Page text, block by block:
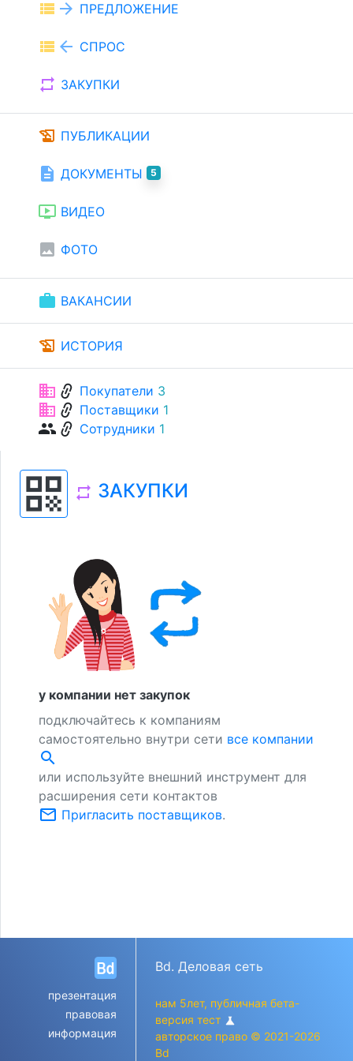
view_list arrow_forward ПРЕДЛОЖЕНИЕ
view_list arrow_back СПРОС
repeat ЗАКУПКИ
history_edu ПУБЛИКАЦИИ
description ДОКУМЕНТЫ 5
ondemand_video ВИДЕО
image ФОТО
work ВАКАНСИИ
history_edu ИСТОРИЯ
businesslink Покупатели 3
businesslink Поставщики 1
grouplink Сотрудники 1
qr_code repeat ЗАКУПКИ
у компании нет закупок
подключайтесь к компаниям
самостоятельно внутри сети все компании
search
или используйте внешний инструмент для
расширения сети контактов
mail_outline Пригласить поставщиков.
презентация
правовая
информация
Bd. Деловая сеть
нам 5лет, публичная бета-
версия тест science
авторское право © 2021-2026
Bd